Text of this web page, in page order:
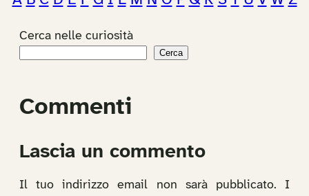
Cerca nelle curiosità
Cerca
Commenti
Lascia un commento
Il tuo indirizzo email non sarà pubblicato.
I